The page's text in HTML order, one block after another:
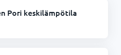
Pori keskilämpötila